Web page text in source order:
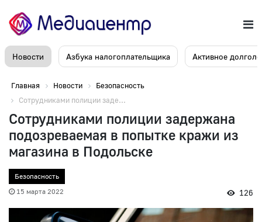
Новости Азбука налогоплательщика Активное
Главная Новости
Безопасность
Сотрудниками полиции заде...
Сотрудниками полиции задержана
подозреваемая в попытке кражи из
магазина в Подольске
Безопасность
15 марта 2022
126